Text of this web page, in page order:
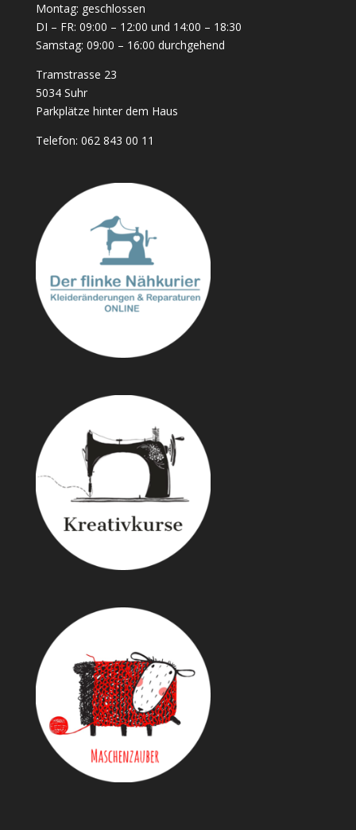
Montag: geschlossen
DI – FR: 09:00 – 12:00 und 14:00 – 18:30
Samstag: 09:00 – 16:00 durchgehend
Tramstrasse 23
5034 Suhr
Parkplätze hinter dem Haus
Telefon: 062 843 00 11